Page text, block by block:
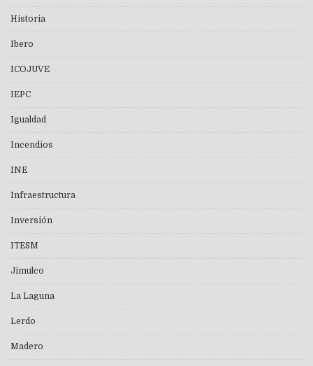
Historia
Ibero
ICOJUVE
IEPC
Igualdad
Incendios
INE
Infraestructura
Inversión
ITESM
Jimulco
La Laguna
Lerdo
Madero